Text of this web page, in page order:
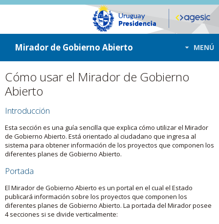
ir a contenido
ir al menú
Mirador de Gobierno Abierto MENÚ
Cómo usar el Mirador de Gobierno
Abierto
Introducción
Esta sección es una guía sencilla que explica cómo utilizar el Mirador
de Gobierno Abierto. Está orientado al ciudadano que ingresa al
sistema para obtener información de los proyectos que componen los
diferentes planes de Gobierno Abierto.
Portada
El Mirador de Gobierno Abierto es un portal en el cual el Estado
publicará información sobre los proyectos que componen los
diferentes planes de Gobierno Abierto. La portada del Mirador posee
4 secciones si se divide verticalmente: